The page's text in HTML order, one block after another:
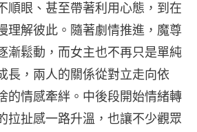
順眼、甚至帶著利用心態，到在
理解彼此。隨著劇情推進，魔尊
漸鬆動，而女主也不再只是單純
長，兩人的關係從對立走向依
的情感牽絆。中後段開始情緒轉
拉扯感一路升溫，也讓不少觀眾